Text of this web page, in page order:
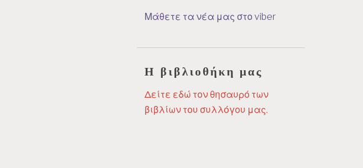
Μάθετε τα νέα μας στο viber
Η βιβλιοθήκη μας
Δείτε εδώ τον θησαυρό των
βιβλίων του συλλόγου μας.